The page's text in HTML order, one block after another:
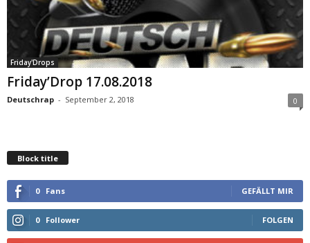
Friday'Drops
Friday’Drop 17.08.2018
Deutschrap - September 2, 2018 0
Block title
0 Fans GEFÄLLT MIR
0 Follower FOLGEN